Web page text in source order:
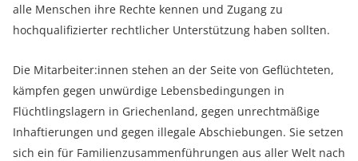
alle Menschen ihre Rechte kennen und Zugang zu
hochqualifizierter rechtlicher Unterstützung haben sollten.
Die Mitarbeiter:innen stehen an der Seite von Geflüchteten,
kämpfen gegen unwürdige Lebensbedingungen in
Flüchtlingslagern in Griechenland, gegen unrechtmäßige
Inhaftierungen und gegen illegale Abschiebungen. Sie setzen
sich ein für Familienzusammenführungen aus aller Welt nach